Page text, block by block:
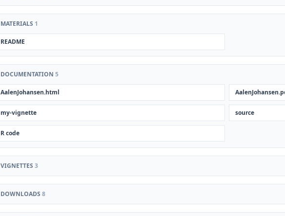
MATERIALS 1
README
DOCUMENTATION 5
AalenJohansen.html
my-vignette source
R code
VIGNETTES 3
DOWNLOADS 8